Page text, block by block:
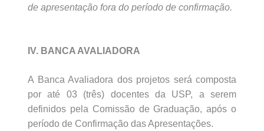
de apresentação fora do período de confirmação.
IV. BANCA AVALIADORA
A Banca Avaliadora dos projetos será composta
por até 03 (três) docentes da USP, a serem
definidos pela Comissão de Graduação, após o
período de Confirmação das Apresentações.